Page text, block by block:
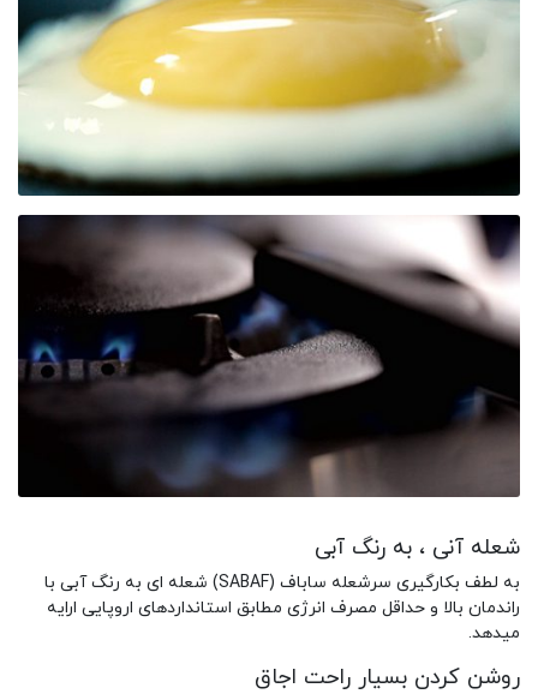
شعله آنی ، به رنگ آبی
به لطف بکارگیری سرشعله ساباف (SABAF) شعله ای به رنگ آبی با
راندمان بالا و حداقل مصرف انرژی مطابق استانداردهای اروپایی ارایه
میدهد.
روشن کردن بسیار راحت اجاق